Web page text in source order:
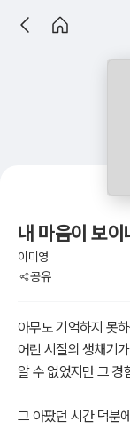
내 마음이 보이
이미영
공유
아무도 기억하지 못
어린 시절의 생채기
알 수 없었지만 그 경
그 아팠던 시간 덕분에